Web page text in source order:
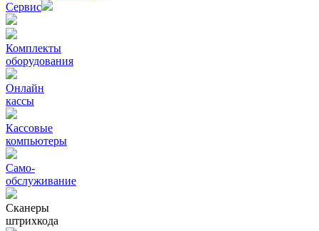
Сервис
Комплекты
оборудования
Онлайн
кассы
Кассовые
компьютеры
Само-
обслуживание
Сканеры
штрихкода